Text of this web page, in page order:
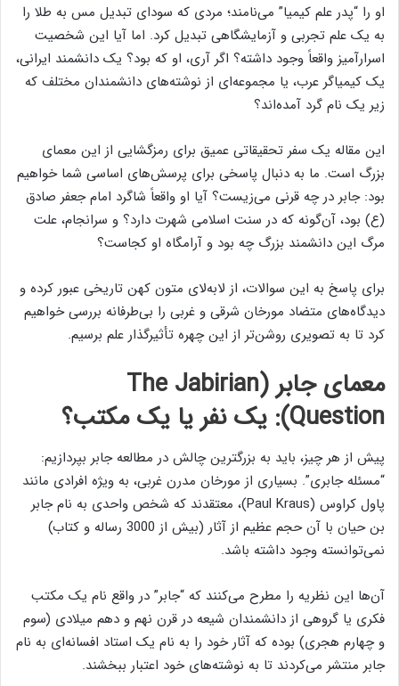
او را “پدر علم کیمیا” می‌نامند؛ مردی که سودای تبدیل مس به طلا را
به یک علم تجربی و آزمایشگاهی تبدیل کرد. اما آیا این شخصیت
اسرارآمیز واقعاً وجود داشته؟ اگر آری، او که بود؟ یک دانشمند ایرانی،
یک کیمیاگر عرب، یا مجموعه‌ای از نوشته‌های دانشمندان مختلف که
زیر یک نام گرد آمده‌اند؟
این مقاله یک سفر تحقیقاتی عمیق برای رمزگشایی از این معمای
بزرگ است. ما به دنبال پاسخی برای پرسش‌های اساسی شما خواهیم
بود: جابر در چه قرنی می‌زیست؟ آیا او واقعاً شاگرد امام جعفر صادق
(ع) بود، آن‌گونه که در سنت اسلامی شهرت دارد؟ و سرانجام، علت
مرگ این دانشمند بزرگ چه بود و آرامگاه او کجاست؟
برای پاسخ به این سوالات، از لابه‌لای متون کهن تاریخی عبور کرده و
دیدگاه‌های متضاد مورخان شرقی و غربی را بی‌طرفانه بررسی خواهیم
کرد تا به تصویری روشن‌تر از این چهره تأثیرگذار علم برسیم.
معمای جابر (The Jabirian
Question): یک نفر یا یک مکتب؟
پیش از هر چیز، باید به بزرگترین چالش در مطالعه جابر بپردازیم:
“مسئله جابری”. بسیاری از مورخان مدرن غربی، به ویژه افرادی مانند
پاول کراوس (Paul Kraus)، معتقدند که شخص واحدی به نام جابر
بن حیان با آن حجم عظیم از آثار (بیش از 3000 رساله و کتاب)
نمی‌توانسته وجود داشته باشد.
آن‌ها این نظریه را مطرح می‌کنند که “جابر” در واقع نام یک مکتب
فکری یا گروهی از دانشمندان شیعه در قرن نهم و دهم میلادی (سوم
و چهارم هجری) بوده که آثار خود را به نام یک استاد افسانه‌ای به نام
جابر منتشر می‌کردند تا به نوشته‌های خود اعتبار ببخشند.